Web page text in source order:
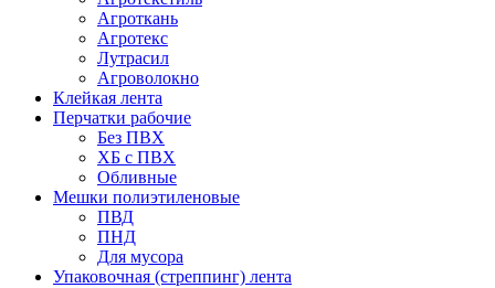
Агроткань
Агротекс
Лутрасил
Агроволокно
Клейкая лента
Перчатки рабочие
Без ПВХ
ХБ с ПВХ
Обливные
Мешки полиэтиленовые
ПВД
ПНД
Для мусора
Упаковочная (стреппинг) лента